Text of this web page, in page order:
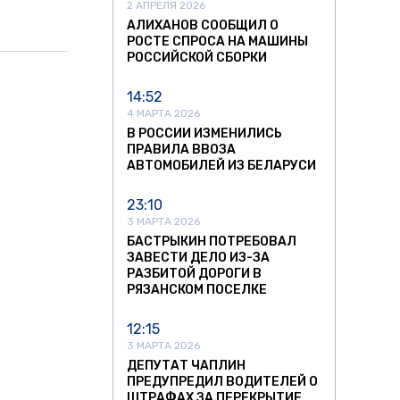
2 АПРЕЛЯ 2026
АЛИХАНОВ СООБЩИЛ О
РОСТЕ СПРОСА НА МАШИНЫ
РОССИЙСКОЙ СБОРКИ
14:52
4 МАРТА 2026
В РОССИИ ИЗМЕНИЛИСЬ
ПРАВИЛА ВВОЗА
АВТОМОБИЛЕЙ ИЗ БЕЛАРУСИ
23:10
3 МАРТА 2026
БАСТРЫКИН ПОТРЕБОВАЛ
ЗАВЕСТИ ДЕЛО ИЗ-ЗА
РАЗБИТОЙ ДОРОГИ В
РЯЗАНСКОМ ПОСЕЛКЕ
12:15
3 МАРТА 2026
ДЕПУТАТ ЧАПЛИН
ПРЕДУПРЕДИЛ ВОДИТЕЛЕЙ О